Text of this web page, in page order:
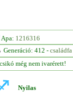
Apa: 1216316
Generáció: 412 - családfa
még nem ivarérett!
Nyilas